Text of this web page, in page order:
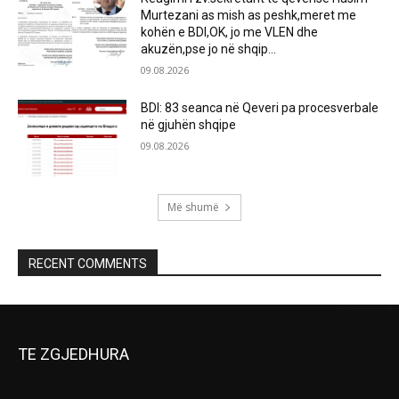
Murtezani as mish as peshk,meret me
kohën e BDI,OK, jo me VLEN dhe
akuzën,pse jo në shqip...
09.08.2026
BDI: 83 seanca në Qeveri pa procesverbale
në gjuhën shqipe
09.08.2026
Më shumë
RECENT COMMENTS
TE ZGJEDHURA